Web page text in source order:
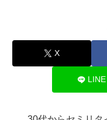
X
LINE